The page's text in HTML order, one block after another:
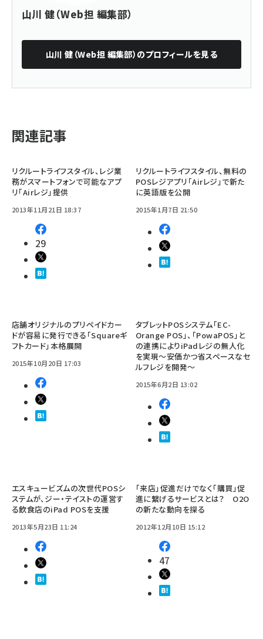
山川 健（Web担 編集部）
山川 健（Web担 編集部） のプロフィールを見る
関連記事
リクルートライフスタイル、レジ業
務がスマートフォンで可能なアプ
リ「Airレジ」提供
2013年11月21日 18:37
29
リクルートライフスタイル、無料の
POSレジアプリ「Airレジ」で新た
に英語版を公開
2015年1月7日 21:50
店舗オリジナルのプリペイドカー
ドが容易に発行できる「Squareギ
フトカード」本格展開
2015年10月20日 17:03
タブレットPOSシステム「EC-
Orange POS」、「PowaPOS」と
の連携によりiPadレジの無人化
を実現～安価かつ省スペースなセ
ルフレジを開発～
2015年6月2日 13:02
エスキュービズムの次世代POSシ
ステムが、ジー・テイストの運営す
る飲食店のiPad POSを支援
2013年5月23日 11:24
「来店」促進だけでなく「購買」促
進に繋げるサービスとは？ O2O
の新たな動向を探る
2012年12月10日 15:12
47